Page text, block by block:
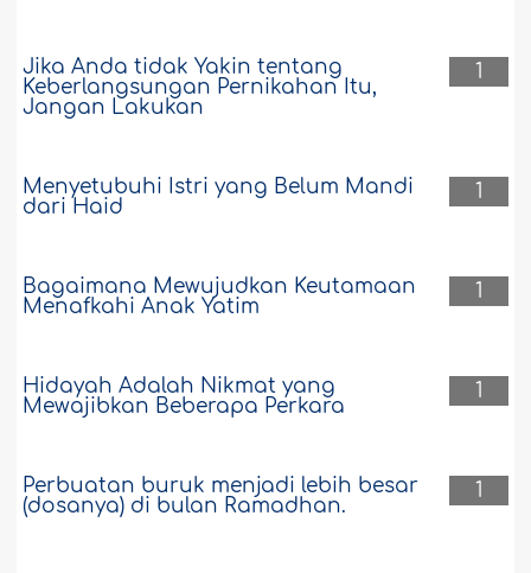
1
Jika Anda tidak Yakin tentang
Keberlangsungan Pernikahan Itu,
Jangan Lakukan
1
Menyetubuhi Istri yang Belum Mandi
dari Haid
1
Bagaimana Mewujudkan Keutamaan
Menafkahi Anak Yatim
1
Hidayah Adalah Nikmat yang
Mewajibkan Beberapa Perkara
1
Perbuatan buruk menjadi lebih besar
(dosanya) di bulan Ramadhan.